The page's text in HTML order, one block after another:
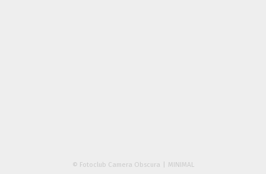
© Fotoclub Camera Obscura MINIMAL